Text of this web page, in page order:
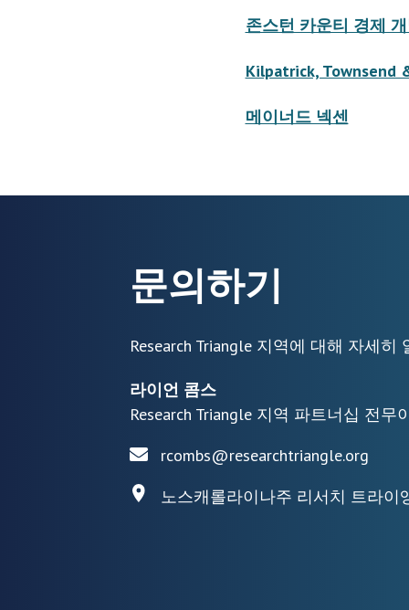
존스턴 카운티 경제
Kilpatrick, Townsend
메이너드 넥센
문의하기
Research Triangle 지역에 대해 자세
라이언 콤스
Research Triangle 지역 파트너십 전무
rcombs@researchtriangle.org
노스캐롤라이나주 리서치 트라이